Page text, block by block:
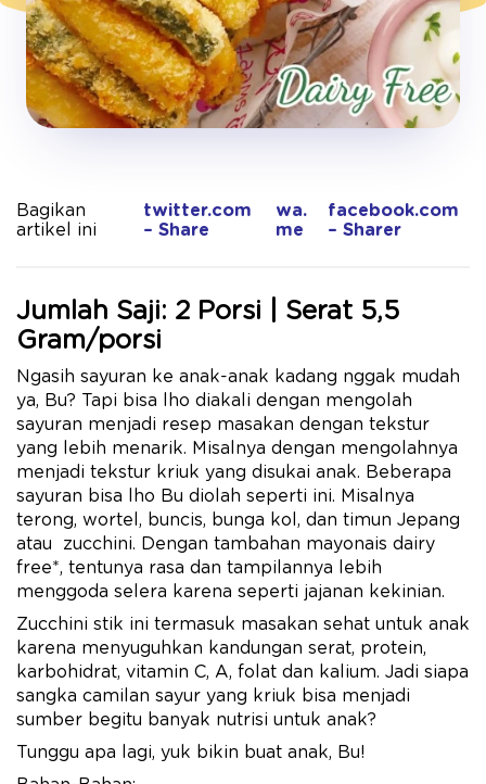
Bagikan
artikel ini
twitter.com
– Share
wa.
me
facebook.com
– Sharer
Jumlah Saji: 2 Porsi | Serat 5,5
Gram/porsi
Ngasih sayuran ke anak-anak kadang nggak mudah
ya, Bu? Tapi bisa lho diakali dengan mengolah
sayuran menjadi resep masakan dengan tekstur
yang lebih menarik. Misalnya dengan mengolahnya
menjadi tekstur kriuk yang disukai anak. Beberapa
sayuran bisa lho Bu diolah seperti ini. Misalnya
terong, wortel, buncis, bunga kol, dan timun Jepang
atau zucchini. Dengan tambahan mayonais dairy
free*, tentunya rasa dan tampilannya lebih
menggoda selera karena seperti jajanan kekinian.
Zucchini stik ini termasuk masakan sehat untuk anak
karena menyuguhkan kandungan serat, protein,
karbohidrat, vitamin C, A, folat dan kalium. Jadi siapa
sangka camilan sayur yang kriuk bisa menjadi
sumber begitu banyak nutrisi untuk anak?
Tunggu apa lagi, yuk bikin buat anak, Bu!